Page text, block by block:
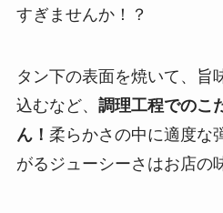
すぎませんか！？
タン下の表面を焼いて、旨
込むなど、 調理工程でのこ
ん！ 柔らかさの中に適度な
がるジューシーさはお店の